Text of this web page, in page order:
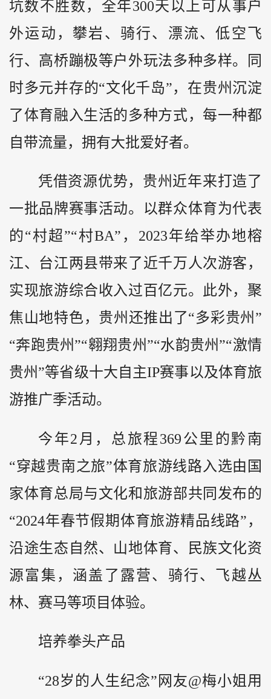
坑数不胜数，全年300天以上可从事户
外运动，攀岩、骑行、漂流、低空飞
行、高桥蹦极等户外玩法多种多样。同
时多元并存的“文化千岛”，在贵州沉淀
了体育融入生活的多种方式，每一种都
自带流量，拥有大批爱好者。
凭借资源优势，贵州近年来打造了
一批品牌赛事活动。以群众体育为代表
的“村超”“村BA”，2023年给举办地榕
江、台江两县带来了近千万人次游客，
实现旅游综合收入过百亿元。此外，聚
焦山地特色，贵州还推出了“多彩贵州”
“奔跑贵州”“翱翔贵州”“水韵贵州”“激情
贵州”等省级十大自主IP赛事以及体育旅
游推广季活动。
今年2月，总旅程369公里的黔南
“穿越贵南之旅”体育旅游线路入选由国
家体育总局与文化和旅游部共同发布的
“2024年春节假期体育旅游精品线路”，
沿途生态自然、山地体育、民族文化资
源富集，涵盖了露营、骑行、飞越丛
林、赛马等项目体验。
培养拳头产品
“28岁的人生纪念”网友@梅小姐用